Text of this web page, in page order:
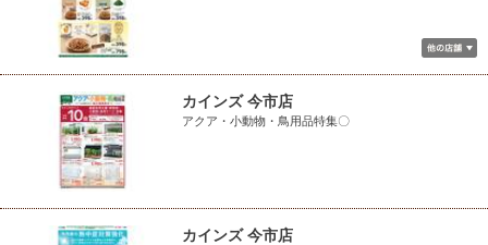
カインズ 今市店
アクア・小動物・鳥用品特集〇
カインズ 今市店